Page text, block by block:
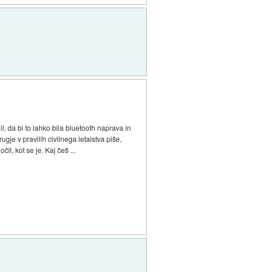
da bi to lahko bila bluetooth naprava in
v pravilih civilnega letalstva piše,
kot se je. Kaj češ ...